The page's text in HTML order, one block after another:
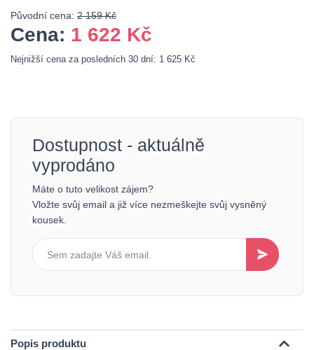
Původní cena: 2 159 Kč
Cena: 1 622 Kč
Nejnižší cena za posledních 30 dní: 1 625 Kč
Dostupnost - aktuálně
vyprodáno
Máte o tuto velikost zájem?
Vložte svůj email a již více nezmeškejte svůj vysněný
kousek.
Popis produktu